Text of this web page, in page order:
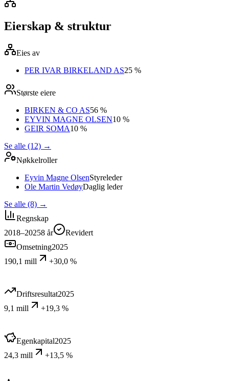
Eierskap & struktur
Eies av
PER IVAR BIRKELAND AS25 %
Største eiere
BIRKEN & CO AS56 %
EYVIN MAGNE OLSEN10 %
GEIR SOMA10 %
Se alle (12) →
Nøkkelroller
Eyvin Magne OlsenStyreleder
Ole Martin VedøyDaglig leder
Se alle (8) →
Regnskap
2018–20258 år
Revidert
Omsetning2025
190,1 mill
+30,0 %
Driftsresultat2025
9,1 mill
+19,3 %
Egenkapital2025
24,3 mill
+13,5 %